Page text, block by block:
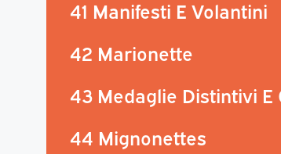
41 Manifesti E Volantini
42 Marionette
43 Medaglie Distintivi E
44 Mignonettes